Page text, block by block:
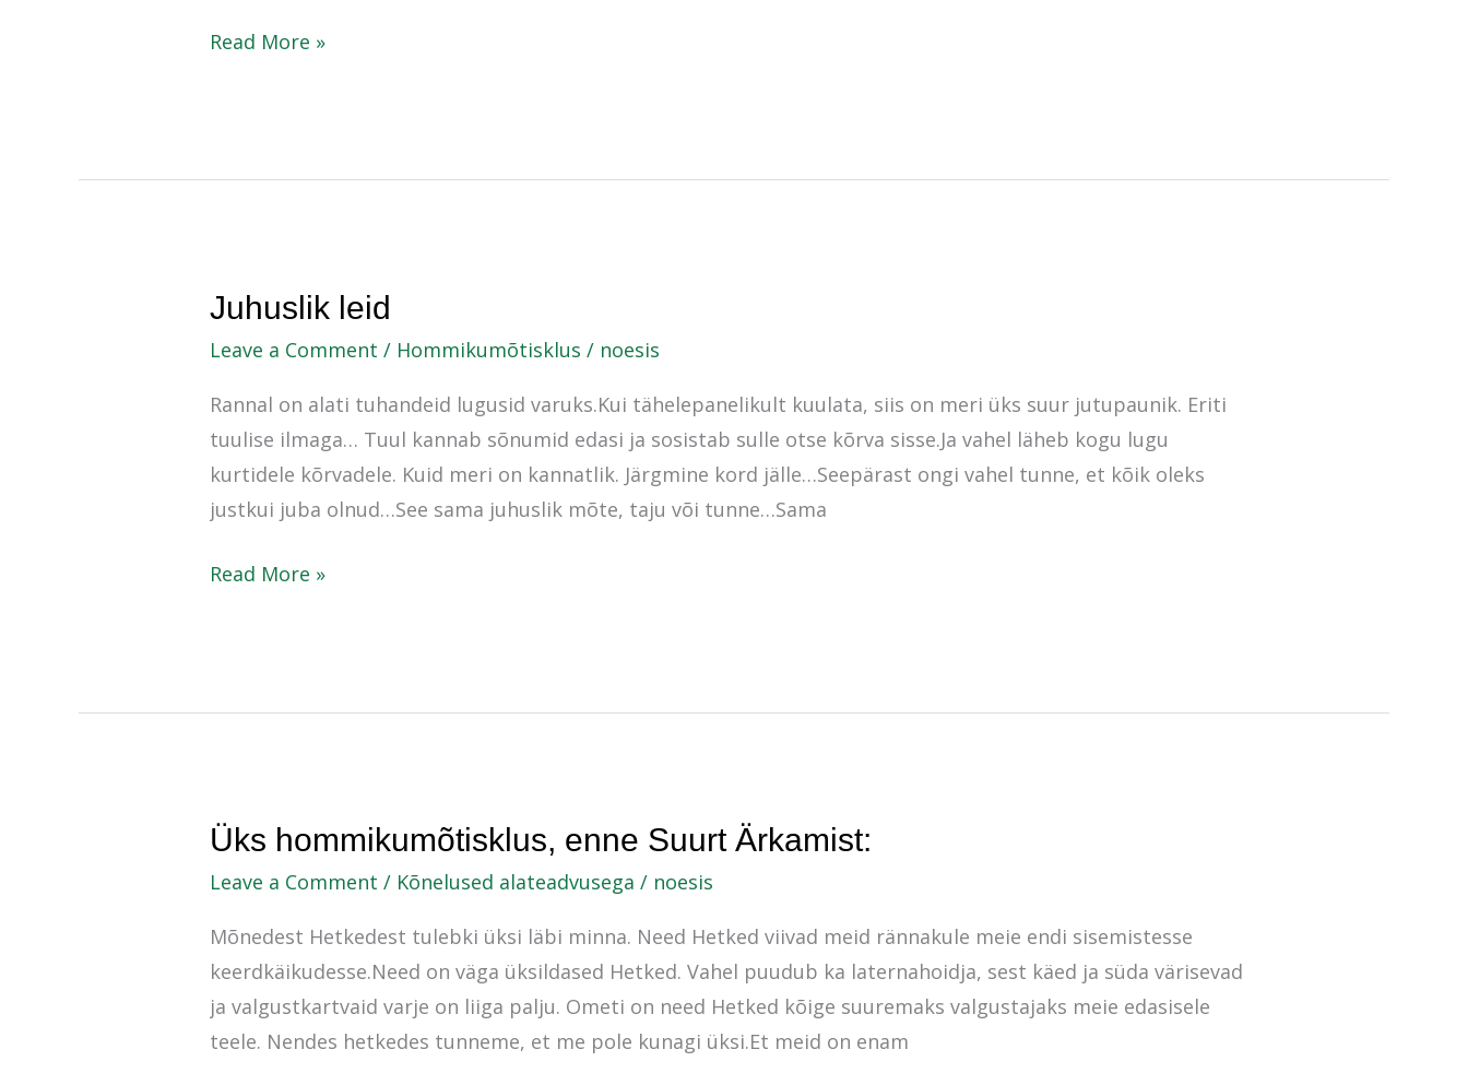
Read More »
Juhuslik leid
Leave a Comment / Hommikumõtisklus / noesis
Rannal on alati tuhandeid lugusid varuks.Kui tähelepanelikult kuulata, siis on meri üks suur jutupaunik. Eriti
tuulise ilmaga… Tuul kannab sõnumid edasi ja sosistab sulle otse kõrva sisse.Ja vahel läheb kogu lugu
kurtidele kõrvadele. Kuid meri on kannatlik. Järgmine kord jälle…Seepärast ongi vahel tunne, et kõik oleks
justkui juba olnud…See sama juhuslik mõte, taju või tunne…Sama
Juhuslik
leid
Read More »
Üks hommikumõtisklus, enne Suurt Ärkamist:
Leave a Comment / Kõnelused alateadvusega / noesis
Mõnedest Hetkedest tulebki üksi läbi minna. Need Hetked viivad meid rännakule meie endi sisemistesse
keerdkäikudesse.Need on väga üksildased Hetked. Vahel puudub ka laternahoidja, sest käed ja süda värisevad
ja valgustkartvaid varje on liiga palju. Ometi on need Hetked kõige suuremaks valgustajaks meie edasisele
teele. Nendes hetkedes tunneme, et me pole kunagi üksi.Et meid on enam
Üks
hommikumõtisklus,
Suurt
Ärkamist: